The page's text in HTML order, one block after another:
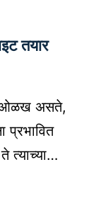
तयार
ओळख असते,
प्रभावित
त्याच्या…